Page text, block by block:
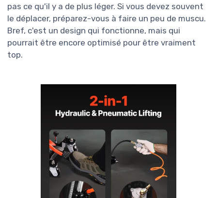
pas ce qu'il y a de plus léger. Si vous devez souvent
le déplacer, préparez-vous à faire un peu de muscu.
Bref, c'est un design qui fonctionne, mais qui
pourrait être encore optimisé pour être vraiment
top.